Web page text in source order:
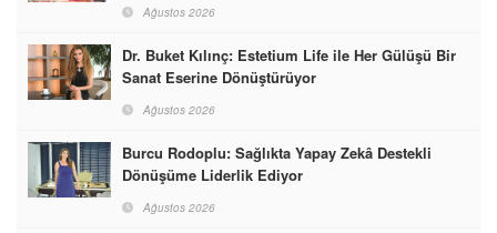
Ağustos 2026
Dr. Buket Kılınç: Estetium Life ile Her Gülüşü Bir
Sanat Eserine Dönüştürüyor
Ağustos 2026
Burcu Rodoplu: Sağlıkta Yapay Zekâ Destekli
Dönüşüme Liderlik Ediyor
Ağustos 2026